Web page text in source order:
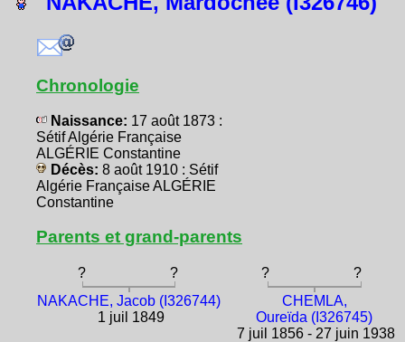
Chronologie
Naissance: 17 août 1873 :
Sétif Algérie Française
ALGÉRIE Constantine
Décès: 8 août 1910 : Sétif
Algérie Française ALGÉRIE
Constantine
Parents et grand-parents
? ? ?
?
NAKACHE, Jacob (I326744)
1 juil 1849
CHEMLA,
Oureïda (I326745)
7 juil 1856 - 27 juin 1938